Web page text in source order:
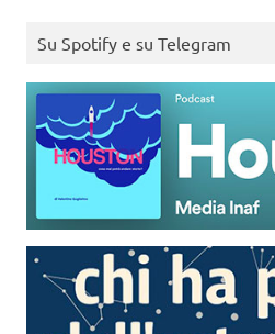
Su Spotify e su Telegram